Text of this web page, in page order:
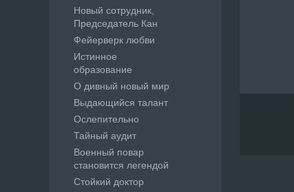
Новый сотрудник,
Председатель Кан
Фейерверк любви
Истинное
образование
О дивный новый мир
Выдающийся талант
Ослепительно
Тайный аудит
Военный повар
становится легендой
Стойкий доктор